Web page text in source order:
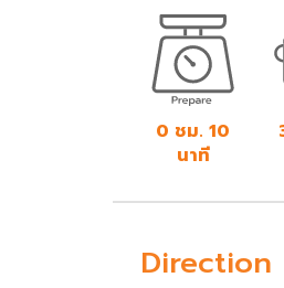
0 ชม. 10
นาที
Direction